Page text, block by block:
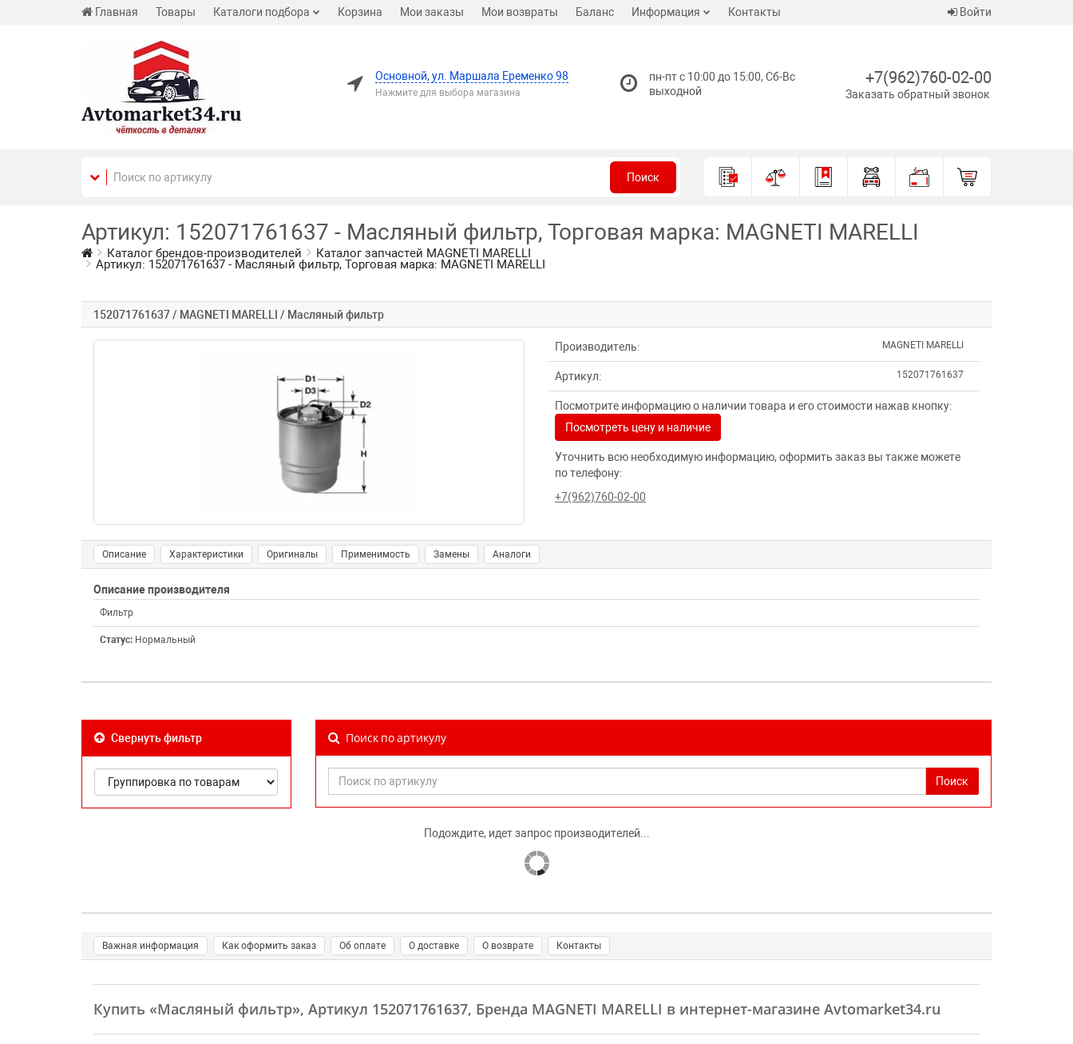
Главная Товары Каталоги подбора Корзина Мои заказы Мои возвраты Баланс Информация Контакты Войти
Основной, ул. Маршала Еременко 98
Нажмите для выбора магазина
пн-пт с 10:00 до 15:00, Сб-Вс
выходной
+7(962)760-02-00
Заказать обратный звонок
Поиск
Артикул: 152071761637 - Масляный фильтр, Торговая марка: MAGNETI MARELLI
Каталог брендов-производителей Каталог запчастей MAGNETI MARELLI
Артикул: 152071761637 - Масляный фильтр, Торговая марка: MAGNETI MARELLI
152071761637 / MAGNETI MARELLI / Масляный фильтр
Производитель: MAGNETI MARELLI
Артикул: 152071761637
Посмотрите информацию о наличии товара и его стоимости нажав кнопку:
Посмотреть цену и наличие
Уточнить всю необходимую информацию, оформить заказ вы также можете
по телефону:
+7(962)760-02-00
Описание Характеристики Оригиналы Применимость Замены Аналоги
Описание производителя
Фильтр
Статус: Нормальный
Свернуть фильтр Поиск по артикулу
Поиск
Подождите, идет запрос производителей...
Важная информация Как оформить заказ Об оплате О доставке О возврате Контакты
Купить «Масляный фильтр», Артикул 152071761637, Бренда MAGNETI MARELLI в интернет-магазине Avtomarket34.ru